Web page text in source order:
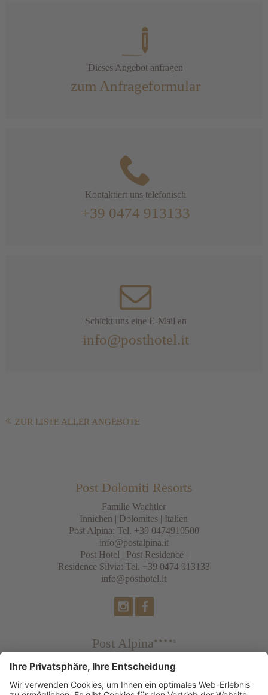
Dieses Angebot anfragen
zum Anfrageformular
Kontaktiert uns telefonisch
+39 0474 913133
Schickt uns eine E-Mail an
info@posthotel.it
ZUR LISTE ALLER ANGEBOTE
Post Dolomiti Resorts
Familie Wachtler
Innichen | Dolomites | Italien
Post Alpina: Tel. +39 0474910500
info@postalpina.it
Post Hotel | Post Residence |
Residence Silvia: Tel. +39 0474 913133
info@posthotel.it
Post Alpina
Post Hotel